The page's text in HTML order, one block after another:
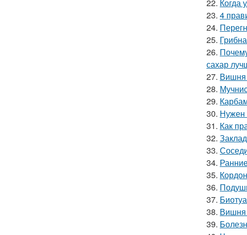
22. Когда
23. 4
24.
25.
26.
сахар
27. Вишня
28.
29.
30. Нужен
31. Как
32.
33.
34.
35.
36.
37.
38. Вишня
39.